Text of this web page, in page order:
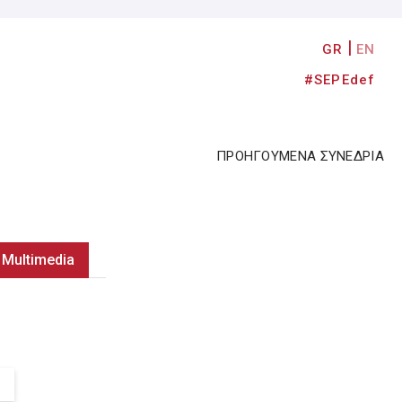
GR
EN
#SEPEdef
ΠΡΟΗΓΟΥΜΕΝΑ ΣΥΝΕΔΡΙΑ
Multimedia